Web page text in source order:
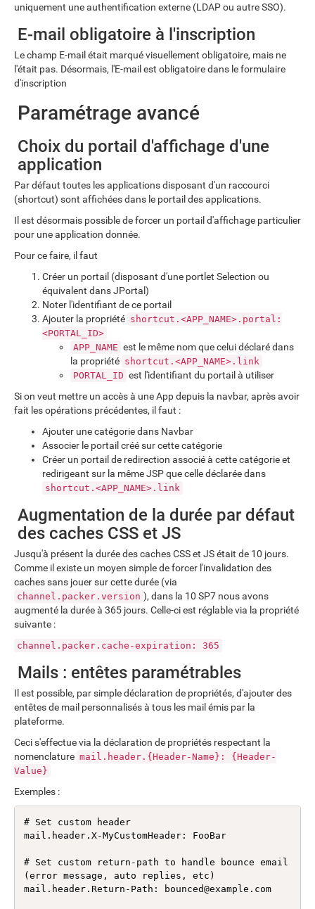
uniquement une authentification externe (LDAP ou autre SSO).
E-mail obligatoire à l'inscription
Le champ E-mail était marqué visuellement obligatoire, mais ne
l'était pas. Désormais, l'E-mail est obligatoire dans le formulaire
d'inscription
Paramétrage avancé
Choix du portail d'affichage d'une
application
Par défaut toutes les applications disposant d'un raccourci
(shortcut) sont affichées dans le portail des applications.
Il est désormais possible de forcer un portail d'affichage particulier
pour une application donnée.
Pour ce faire, il faut
Créer un portail (disposant d'une portlet Selection ou
équivalent dans JPortal)
Noter l'identifiant de ce portail
Ajouter la propriété shortcut.<APP_NAME>.portal:
<PORTAL_ID>
APP_NAME est le même nom que celui déclaré dans
la propriété shortcut.<APP_NAME>.link
PORTAL_ID est l'identifiant du portail à utiliser
Si on veut mettre un accès à une App depuis la navbar, après avoir
fait les opérations précédentes, il faut :
Ajouter une catégorie dans Navbar
Associer le portail créé sur cette catégorie
Créer un portail de redirection associé à cette catégorie et
redirigeant sur la même JSP que celle déclarée dans
shortcut.<APP_NAME>.link
Augmentation de la durée par défaut
des caches CSS et JS
Jusqu'à présent la durée des caches CSS et JS était de 10 jours.
Comme il existe un moyen simple de forcer l'invalidation des
caches sans jouer sur cette durée (via
channel.packer.version ), dans la 10 SP7 nous avons
augmenté la durée à 365 jours. Celle-ci est réglable via la propriété
suivante :
channel.packer.cache-expiration: 365
Mails : entêtes paramétrables
Il est possible, par simple déclaration de propriétés, d'ajouter des
entêtes de mail personnalisés à tous les mail émis par la
plateforme.
Ceci s'effectue via la déclaration de propriétés respectant la
nomenclature mail.header.{Header-Name}: {Header-
Value}
Exemples :
# Set custom header
mail.header.X-MyCustomHeader: FooBar
# Set custom return-path to handle bounce email
(error message, auto replies, etc)
mail.header.Return-Path: bounced@example.com